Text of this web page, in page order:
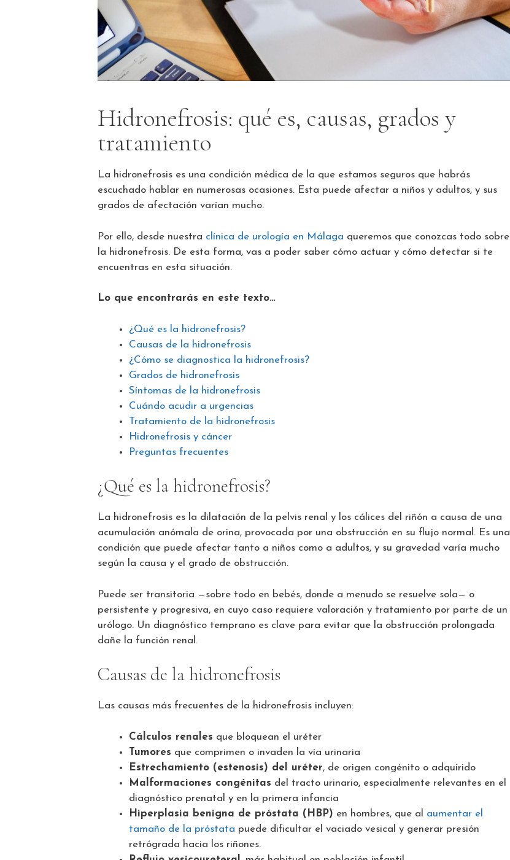
Hidronefrosis: qué es, causas, grados y
tratamiento
La hidronefrosis es una condición médica de la que estamos seguros que habrás
escuchado hablar en numerosas ocasiones. Esta puede afectar a niños y adultos, y sus
grados de afectación varían mucho.
Por ello, desde nuestra clínica de urología en Málaga queremos que conozcas todo sobre
la hidronefrosis. De esta forma, vas a poder saber cómo actuar y cómo detectar si te
encuentras en esta situación.
Lo que encontrarás en este texto…
¿Qué es la hidronefrosis?
Causas de la hidronefrosis
¿Cómo se diagnostica la hidronefrosis?
Grados de hidronefrosis
Síntomas de la hidronefrosis
Cuándo acudir a urgencias
Tratamiento de la hidronefrosis
Hidronefrosis y cáncer
Preguntas frecuentes
¿Qué es la hidronefrosis?
La hidronefrosis es la dilatación de la pelvis renal y los cálices del riñón a causa de una
acumulación anómala de orina, provocada por una obstrucción en su flujo normal. Es una
condición que puede afectar tanto a niños como a adultos, y su gravedad varía mucho
según la causa y el grado de obstrucción.
Puede ser transitoria —sobre todo en bebés, donde a menudo se resuelve sola— o
persistente y progresiva, en cuyo caso requiere valoración y tratamiento por parte de un
urólogo. Un diagnóstico temprano es clave para evitar que la obstrucción prolongada
dañe la función renal.
Causas de la hidronefrosis
Las causas más frecuentes de la hidronefrosis incluyen:
Cálculos renales que bloquean el uréter
Tumores que comprimen o invaden la vía urinaria
Estrechamiento (estenosis) del uréter, de origen congénito o adquirido
Malformaciones congénitas del tracto urinario, especialmente relevantes en el
diagnóstico prenatal y en la primera infancia
Hiperplasia benigna de próstata (HBP) en hombres, que al aumentar el
tamaño de la próstata puede dificultar el vaciado vesical y generar presión
retrógrada hacia los riñones.